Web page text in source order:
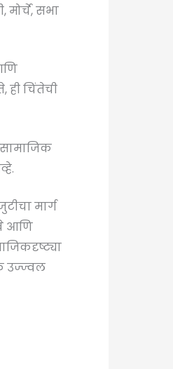
मोर्चे, सभा
ही चिंतेची
मार्ग
आणि
उज्ज्वल